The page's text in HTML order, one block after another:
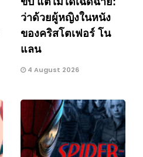
ว่าด้วยผู้หญิงในหนัง
ของคริสโตเฟอร์ โน
แลน
4 August 2026